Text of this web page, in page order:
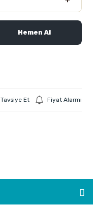
Hemen Al
Tavsiye Et Fiyat Alarmı